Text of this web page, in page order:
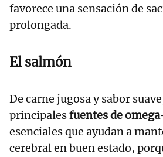
favorece una sensación de
prolongada.
El salmón
De carne jugosa y sabor
principalesfuentes de
esenciales que ayudan a
cerebral en buen estado,